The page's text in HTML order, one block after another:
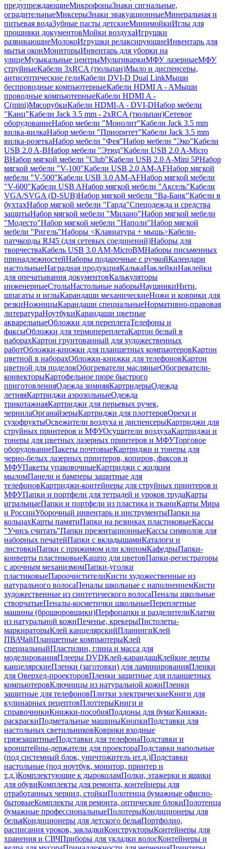
предупреждающиеМикрофоныЗнаки сигнальные,
оградительныеМиксерыЗнаки эвакуационныеМинеральная и
питьевая водаЗубные пасты детскиеМинимойкиИглы для
прошивки документовМойки воздухаИгрушки
развивающиеМолокоИгрушки релаксирующиеИнвентарь для
мытья оконМониторыИнвентарь для уборки на
улицеМузыкальные центрыМультиваркиМФУ лазерныеМФУ
струйныеКабели 3xRCA (тюльпан)Мыло и диспенсеры,
антисептические гелиКабели DVI-D Dual LinkМыши
беспроводные компьютерныеКабели HDMI A - AМыши
проводные компьютерныеКабели HDMI A -
C(mini)МясорубкиКабели HDMI-A - DVI-DНабор мебели
"Канц"Кабели Jack 3.5 mm - 2xRCA (тюльпан)Сетевое
оборудованиеНабор мебели "Монолит"Кабели Jack 3.5 mm
вилка-вилкаНабор мебели "Приоритет"Кабели Jack 3.5 mm
вилка-розеткаНабор мебели "Фея"Набор мебели "Эко"Кабели
USB 2.0 A-BНабор мебели "Этюд"Кабели USB 2.0 A-Micro
BНабор мягкой мебели "Club"Кабели USB 2.0 A-Mini 5PНабор
мягкой мебели "V-100"Кабели USB 2.0 AM-AFНабор мягкой
мебели "V-500"Кабели USB 3.0 AM-AFНабор мягкой мебели
"V-600"Кабели USB AНабор мягкой мебели "Аксель"Кабели
VGA/SVGA (D-SUB)Набор мягкой мебели "Ва-Банк"Кабели в
бухтахНабор мягкой мебели "Гарда"Спецодежда и средства
защитыНабор мягкой мебели "Милано"Набор мягкой мебели
"Модесто"Набор мягкой мебели "Наполи"Набор мягкой
мебели "Ригель"Наборы <Клавиатура + мышь>Кабели-
патчкорды RJ45 (для сетевых соединений)Наборы для
творчестваКабель USB 3.0 AM-MicroBMНаборы письменных
принадлежностейНаборы подарочные с ручкойКалендари
настольныеНаградная продукцияКалькаНаклейкиНаклейки
для опечатывания документовКалькуляторы
инженерныеСтолыНастольные наборыНаушникиНити,
шпагаты и иглыКарандаши механическиеНожи и коврики для
резкиНожницыКарандаши специальныеНормативно-правовая
литератураНоутбукиКарандаши цветные
акварельныеОбложки для переплетаТелефоны и
факсыОбложки для термопереплетаКартон белый в
наборахКартон грунтованный для художественных
работОбложки-книжки для планшетных компьютеровКартон
цветной в наборахОбложки-книжки для телефоновКартон
цветной для поделокОбогреватели масляныеОбогреватели-
конвекторыКартофельное пюре быстрого
приготовленияОдежда зимняяКартридерыОдежда
летняяКартриджи аэрозольныеОдежда
трикотажнаяКартриджи для перьевых ручек,
чернилаОрганайзерыКартриджи для плоттеровОрехи и
сухофруктыОсвежители воздуха и диспенсерыКартриджи для
струйных принтеров и МФУОсушители воздухаКартриджи и
тонеры для цветных лазерных принтеров и МФУТорговое
оборудованиеПакеты почтовыеКартриджи и тонеры для
черно-белых лазерных принтеров, копиров, факсов и
МФУПакеты упаковочныеКартриджи с жидким
мыломПанели и бамперы защитные для
телефоновКартриджи-контейнеры для струйных принтеров и
МФУПапки и портфели для тетрадей и уроков трудаКарты
игральныеПапки и портфели из пластика и тканиКарты Мира
и РоссииУборочный инвентарь и инструментыПапки на
кольцахКарты памятиПапки на резинках пластиковыеКассы
"Учись считать"Папки презентационныеКассы символов для
наборных печатейПапки с вкладышамиКаталоги и
листовкиПапки с прижимом или клипомКафедрыПапки-
конверты пластиковыеКашпо для цветовПапки-регистраторы
с арочным механизмомПапки-уголки
пластиковыеПароочистителиКисти художественные из
натурального волосаПеналы школьные с наполнениемКисти
художественные из синтетического волосаПеналы школьные
створчатыеПеналы-косметички школьныеПереплетные
машины (брошюровщики)Перфопапки и разделителиКлатчи
из натуральной кожиПеченье, крекерыПистолеты-
маркираторыКлей канцелярскийПланингиКлей
ПВАЧайПланшетные компьютерыКлей
специальныйПластилин, глина и масса для
моделированияПлееры DVDКлей-карандашКлейкие ленты
канцелярскиеПленки (заготовки) для ламинированияПленки
для Оверхед-проекторовПленки защитные для планшетных
компьютеровКлючницы из натуральной кожиПленки
защитные для телефоновПлитки электрическиеКниги для
кулинарных рецептовПлоттерыКниги и
справочникиКнижки-пособияПоддоны для бумагКнижки-
раскраскиПодметальные машиныКнопкиПодставки для
настольных светильниковКоврики входные
грязезащитныеПодставки для телефонаПодставки и
кронштейны-держатели для проектораПодставки напольные
(под системный блок, уничтожитель ит.д.)Подставки
настольные (под ноутбук, монитор, принтер и
т.д.)Комплектующие к дыроколамПолки, этажерки и ящики
для обувиКомплекты для ремонта, контейнеры для
отработанных чернил, стойкиПолотенца бумажные офисно-
бытовыеКомплекты для ремонта, оптические блокиПолотенца
бумажные профессиональныеПолотерыКондиционеры для
бельяКондиционеры для детского бельяПортфолио,
расписания уроков, закладкиКонструкторыКонтейнеры для
хранения и СВЧПриборы для укладки волосКонтейнеры и